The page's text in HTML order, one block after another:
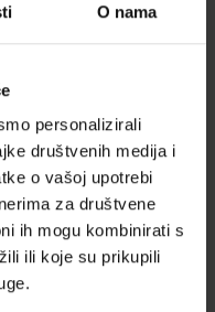
O nama
personalizirali
društvenih medija i
o vašoj upotrebi
za društvene
ih mogu kombinirati s
ili koje su prikupili